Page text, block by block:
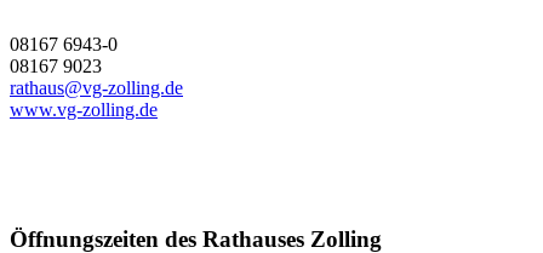
08167 6943-0
08167 9023
rathaus@vg-zolling.de
www.vg-zolling.de
Öffnungszeiten des Rathauses Zolling